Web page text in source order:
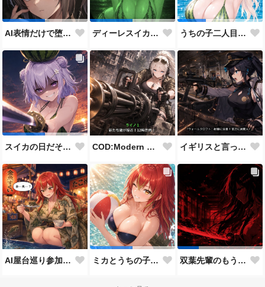
AI表情だけで堕とせ参加作品 ディーレスイカビキニ うちの子二人目スイカの日
スイカの日だそうなので、仲の良い先輩後輩でスイカ割り（意味深） COD:Modern Warfare 3 "Goalpost" イギリスと言ったらこれだよな
AI屋台巡り参加作品 ミカとうちの子8人目 双葉先輩のもう一つの顔３